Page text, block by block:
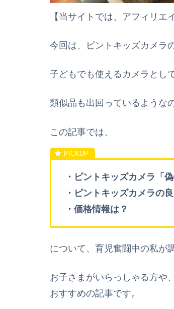
【当サイトでは、アフィリエ
今回は、ピントキッズカメラ
子どもでも使えるカメラとし
類似品も出回っているような
この記事では、
・ピントキッズカメラ「
・ピントキッズカメラの
・価格情報は？
について、育児奮闘中の私が
お子さまがいらっしゃる方や
おすすめの記事です。